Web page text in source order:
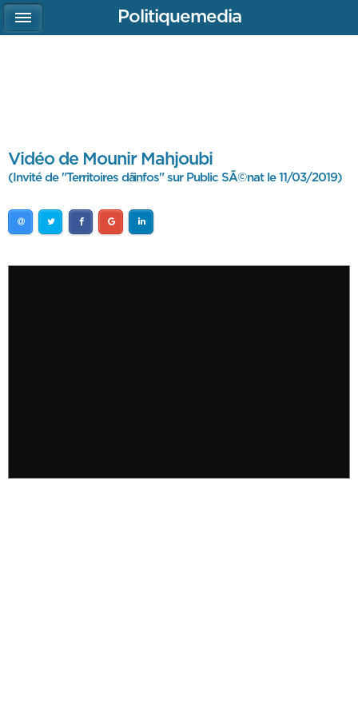
Vidéo de Mounir Mahjoubi
(Invité de "Territoires dâinfos" sur Public SÃ©nat le 11/03/2019)
Politiquemedia